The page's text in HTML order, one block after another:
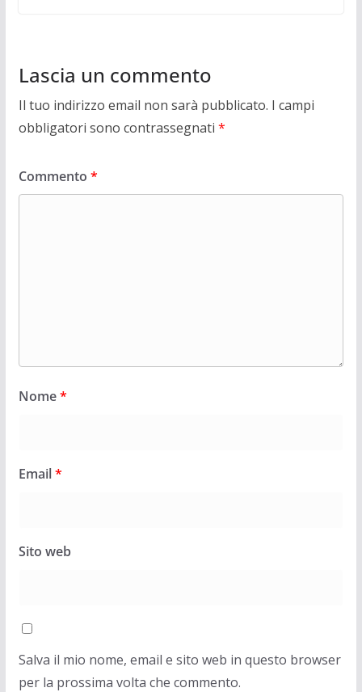
Lascia un commento
Il tuo indirizzo email non sarà pubblicato. I campi
obbligatori sono contrassegnati *
Commento *
Nome*
Email*
Sito web
Salva il mio nome, email e sito web in questo browser
per la prossima volta che commento.